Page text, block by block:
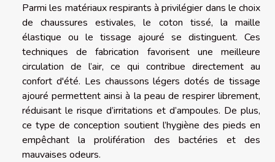
Parmi les matériaux respirants à privilégier dans le choix
de chaussures estivales, le coton tissé, la maille
élastique ou le tissage ajouré se distinguent. Ces
techniques de fabrication favorisent une meilleure
circulation de l’air, ce qui contribue directement au
confort d'été. Les chaussons légers dotés de tissage
ajouré permettent ainsi à la peau de respirer librement,
réduisant le risque d’irritations et d’ampoules. De plus,
ce type de conception soutient l’hygiène des pieds en
empêchant la prolifération des bactéries et des
mauvaises odeurs.